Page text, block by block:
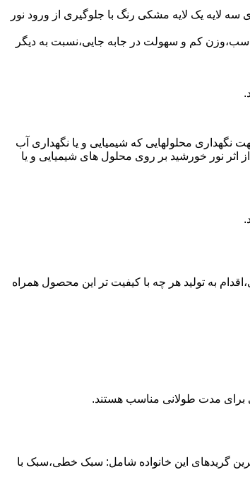
لایه یک لایه مشکی رنگ با جلوگیری از ورود نور
کم و سهولت در جابه جایی،نسبت به دیگر
نگهداری محلولهایی که شیمیایی و یا نگهداری آب
نور خورشید بر روی محلول های شیمیایی و یا
در بروجردی،اقدام به تولید هر چه با کیفیت تر این محصول همراه
برای مدت طولانی مناسب هستند.
درصد بازار این صنعت را در اختیار دارد.متداول ترین گریدهای این خانواده شامل: سبک خطی،سبک با